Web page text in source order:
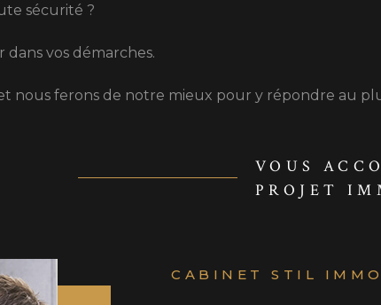
sécurité ?
vos démarches.
nous ferons de notre mieux pour y répondre au
VOUS
PROJET
CABINET STIL